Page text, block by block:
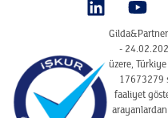
-
üzere,
17673279
faaliyet
arayanlardan